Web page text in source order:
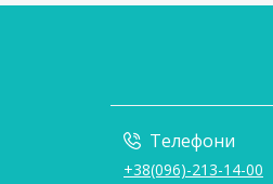
Телефони
+38(096)-213-14-00